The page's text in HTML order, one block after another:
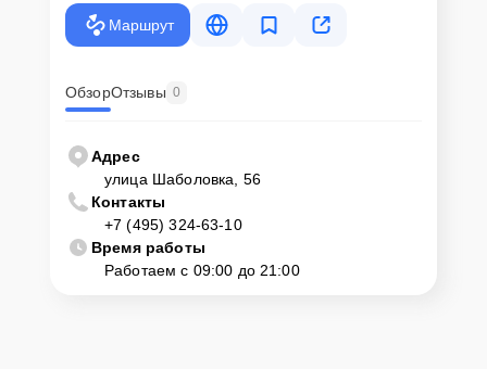
Маршрут
ОбзорОтзывы 0
Адрес
улица Шаболовка, 56
Контакты
+7 (495) 324-63-10
Время работы
Работаем с 09:00 до 21:00